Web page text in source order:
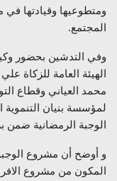
ومتطوعيها وقيادتها في
المجتمع.
وفي التدشين بحضور
الهيئة العامة للزكاة
محمد العياني وقطاع
لمؤسسة بنيان
الوجبة الرمضانية ضمن
و أوضح أن مشروع